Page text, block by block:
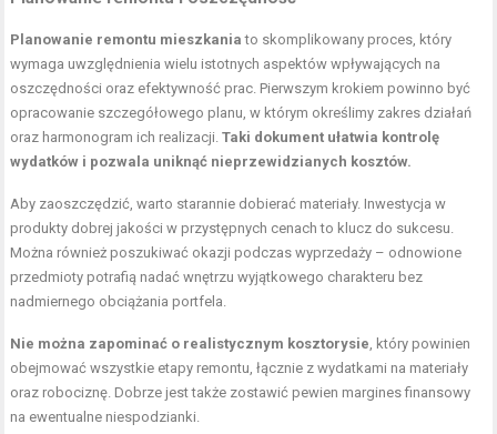
Planowanie remontu mieszkania to skomplikowany proces, który
wymaga uwzględnienia wielu istotnych aspektów wpływających na
oszczędności oraz efektywność prac. Pierwszym krokiem powinno być
opracowanie szczegółowego planu, w którym określimy zakres działań
oraz harmonogram ich realizacji.Taki dokument ułatwia kontrolę
wydatków i pozwala uniknąć nieprzewidzianych kosztów.
Aby zaoszczędzić, warto starannie dobierać materiały. Inwestycja w
produkty dobrej jakości w przystępnych cenach to klucz do sukcesu.
Można również poszukiwać okazji podczas wyprzedaży – odnowione
przedmioty potrafią nadać wnętrzu wyjątkowego charakteru bez
nadmiernego obciążania portfela.
Nie można zapominać o realistycznym kosztorysie, który powinien
obejmować wszystkie etapy remontu, łącznie z wydatkami na materiały
oraz robociznę. Dobrze jest także zostawić pewien margines finansowy
na ewentualne niespodzianki.